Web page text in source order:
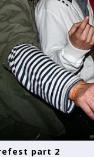
part 2